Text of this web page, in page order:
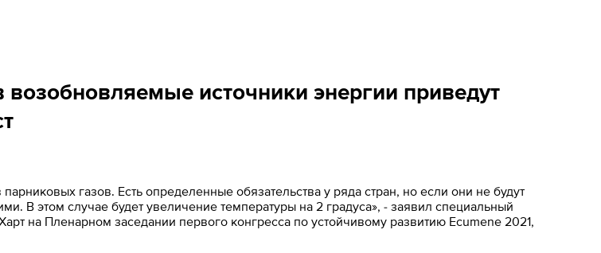
источники энергии приведут
газов. Есть определенные обязательства у ряда стран, но если они не будут
В этом случае будет увеличение температуры на 2 градуса», - заявил специальный
на Пленарном заседании первого конгресса по устойчивому развитию Ecumene 2021,